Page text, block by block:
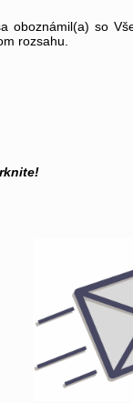
oboznámil(a) so
rozsahu.